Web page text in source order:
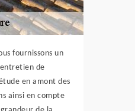
fournissons un
de
en amont des
ainsi en compte